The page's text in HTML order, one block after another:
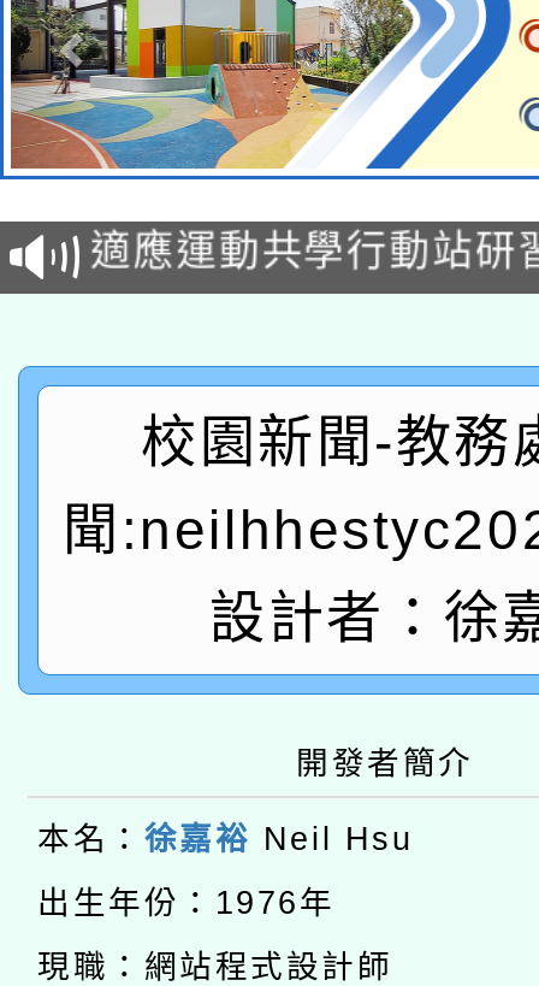
本校115學年度第2次
招甄選結果公告(無人
招)
適應運動共學行動站研
本館辦理115年度閱讀
暨閱讀推動專業研習
礎課程
A3數位素養講師名單
「數位內容與教學軟
pilot」
有關大陸委員會函釋公
薪期間赴陸應申請許可
轉知經濟部水利署委託
動」
115年8月22日(星期六
開 智慧啟航」
本校115學年度第2次
招甄選結果公告(無人
招)
適應運動共學行動站研
本館辦理115年度閱讀
暨閱讀推動專業研習
科技賦能─人工智慧
校園新聞-教務
聞
設計者：徐
開發者簡介
本名： 徐嘉裕 Neil Hsu
出生年份：1976年
現職：網站程式設計師